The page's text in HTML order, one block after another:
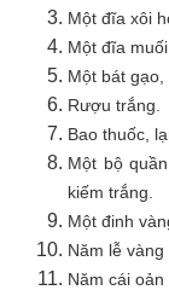
Một đĩa xôi
Một đĩa muối
Một bát gạo,
Rượu trắng.
Bao thuốc,
Một bộ
kiếm trắng.
Một đinh
Năm lễ vàng
Năm cái oản